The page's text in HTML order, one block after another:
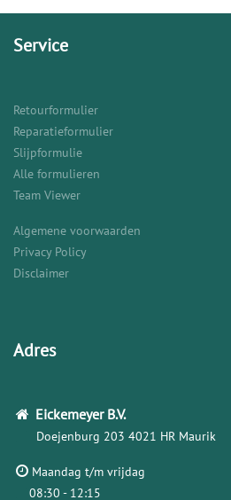
Service
Retourformulier
Reparatieformulier
Slijpformulie
Alle formulieren
Team Viewer
Algemene voorwaarden
Privacy Policy
Disclaimer
Adres
Eickemeyer B.V.
Doejenburg 203 4021 HR Maurik
Maandag t/m vrijdag
08:30 - 12:15